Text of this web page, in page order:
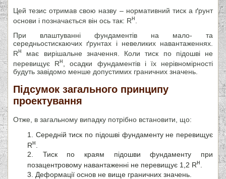
Цей тезис отримав свою назву – нормативний тиск а ґрунт
основи і позначається він ось так: Rн
При влаштуванні фундаментів на мало- та
середньостискаючих ґрунтах і невеликих навантаженнях.
Rн
має вирішальне значення. Коли тиск по підошві не
перевищує Rн
, осадки фундаментів і їх нерівномірності
будуть завідомо менше допустимих граничних значень.
Підсумок загального принципу
проектування
Отже, в загальному випадку потрібно встановити, що:
Середній тиск по підошві фундаменту не перевищує
Rн
Тиск по краям підошви фундаменту при
позацентровому навантаженні не перевищує 1,2 Rн
Деформації основ не вище граничних значень.